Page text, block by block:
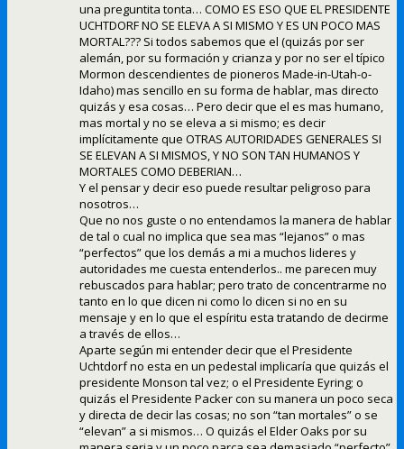
una preguntita tonta… COMO ES ESO QUE EL PRESIDENTE
UCHTDORF NO SE ELEVA A SI MISMO Y ES UN POCO MAS
MORTAL??? Si todos sabemos que el (quizás por ser
alemán, por su formación y crianza y por no ser el típico
Mormon descendientes de pioneros Made-in-Utah-o-
Idaho) mas sencillo en su forma de hablar, mas directo
quizás y esa cosas… Pero decir que el es mas humano,
mas mortal y no se eleva a si mismo; es decir
implícitamente que OTRAS AUTORIDADES GENERALES SI
SE ELEVAN A SI MISMOS, Y NO SON TAN HUMANOS Y
MORTALES COMO DEBERIAN…
Y el pensar y decir eso puede resultar peligroso para
nosotros…
Que no nos guste o no entendamos la manera de hablar
de tal o cual no implica que sea mas “lejanos” o mas
“perfectos” que los demás a mi a muchos lideres y
autoridades me cuesta entenderlos.. me parecen muy
rebuscados para hablar; pero trato de concentrarme no
tanto en lo que dicen ni como lo dicen si no en su
mensaje y en lo que el espíritu esta tratando de decirme
a través de ellos…
Aparte según mi entender decir que el Presidente
Uchtdorf no esta en un pedestal implicaría que quizás el
presidente Monson tal vez; o el Presidente Eyring; o
quizás el Presidente Packer con su manera un poco seca
y directa de decir las cosas; no son “tan mortales” o se
“elevan” a si mismos… O quizás el Elder Oaks por su